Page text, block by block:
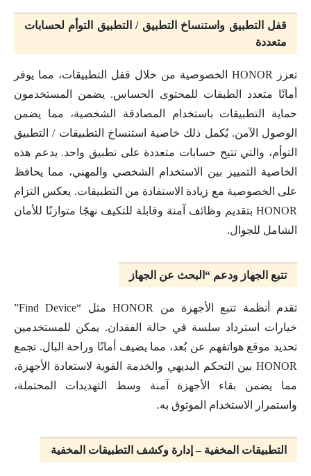
قفل التطبيق واستنساخ التطبيق / التطبيق التوأم لحسابات
متعددة
تعزز HONOR الخصوصية من خلال قفل التطبيقات، مما يوفر
أمانًا متعدد الطبقات للمحتوى الحساس. يضمن المستخدمون
حماية التطبيقات باستخدام المصادقة الشخصية، مما يضمن
الوصول الآمن. يُكمل ذلك خاصية استنساخ التطبيقات / التطبيق
التوأم، والتي تتيح حسابات متعددة على تطبيق واحد. يدعم هذه
الخاصية التمييز بين الاستخدام الشخصي والمهني، مما يحافظ
على الخصوصية مع زيادة الاستفادة من التطبيقات. يعكس التزام
HONOR بتقديم وظائف آمنة وقابلة للتكيف نهجًا متوازنًا للأمان
الشامل للجوال.
تتبع الجهاز ودعم “البحث عن الجهاز
تقدم أنظمة تتبع الأجهزة من HONOR مثل “Find Device”
خيارات استرداد سلسة في حالة الفقدان. يمكن للمستخدمين
تحديد موقع هواتفهم عن بُعد، مما يضيف أمانًا وراحة البال. تجمع
HONOR بين التحكم البديهي والخدمة القوية لاستعادة الأجهزة،
مما يضمن بقاء الأجهزة آمنة وسط التهديدات المحتملة،
واستمرار الاستخدام الموثوق به.
التطبيقات المخفية – إدارة وكشف التطبيقات المخفية